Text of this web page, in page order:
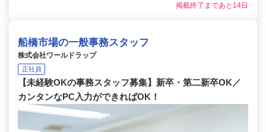
掲載終了まであと14日
船橋市場の一般事務スタッフ
株式会社ワールドラップ
正社員
【未経験OKの事務スタッフ募集】新卒・第二新卒OK／
カンタンなPC入力ができればOK！